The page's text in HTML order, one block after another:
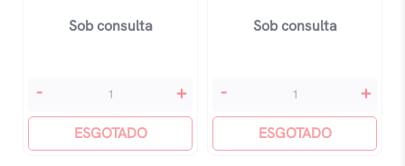
Sob consulta
Cisne
- +
ESGOTADO
Sob consulta
Almas
quantidade
- +
ESGOTADO